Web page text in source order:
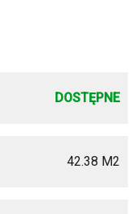
DOSTĘPNE
42.38 M2